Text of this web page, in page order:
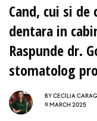
Cand, cui si de
dentara in
Raspunde dr.
stomatolog
BYCECILIA
9 MARCH 2025